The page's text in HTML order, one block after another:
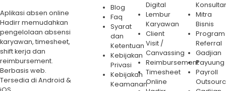
Aplikasi absen online
Hadirr memudahkan
pengelolaan absensi
karyawan, timesheet,
shift kerja dan
reimbursement.
Berbasis web.
Tersedia di Android &
Blog
Faq
Syarat
dan
Ketentuan
Kebijakan
Privasi
Kebijakan
Keamanan
Digital
Lembur
Karyawan
Client
Visit /
Canvassing
Reimbursement
Timesheet
Online
Mitra
Bisnis
Program
Referral
Gadjian
Payuung
Payroll